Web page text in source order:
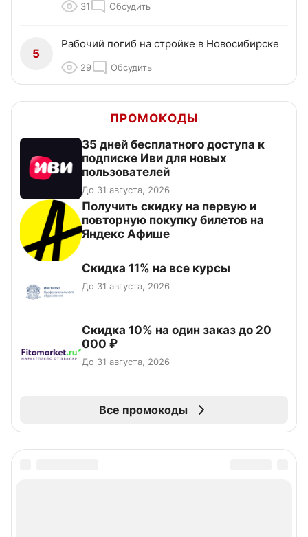
31 Обсудить
5
Рабочий погиб на стройке в Новосибирске
29 Обсудить
ПРОМОКОДЫ
35 дней бесплатного доступа к
подписке Иви для новых
пользователей
До 31 августа, 2026
Получить скидку на первую и
повторную покупку билетов на
Яндекс Афише
Скидка 11% на все курсы
До 31 августа, 2026
Скидка 10% на один заказ до 20
000 ₽
До 31 августа, 2026
Все промокоды